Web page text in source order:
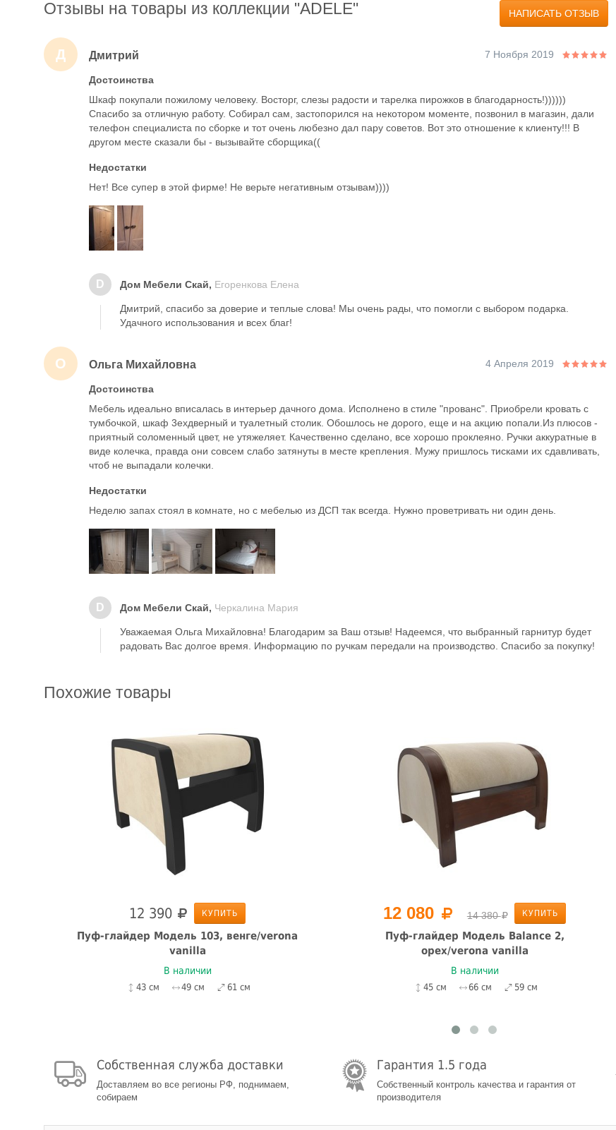
Отзывы на товары из коллекции "ADELE" НАПИСАТЬ ОТЗЫВ
Д Дмитрий 7 Ноября 2019
Достоинства
Шкаф покупали пожилому человеку. Восторг, слезы радости и тарелка пирожков в благодарность!))))))
Спасибо за отличную работу. Собирал сам, застопорился на некотором моменте, позвонил в магазин, дали
телефон специалиста по сборке и тот очень любезно дал пару советов. Вот это отношение к клиенту!!! В
другом месте сказали бы - вызывайте сборщика((
Недостатки
Нет! Все супер в этой фирме! Не верьте негативным отзывам))))
D Дом Мебели Скай, Егоренкова Елена
Дмитрий, спасибо за доверие и теплые слова! Мы очень рады, что помогли с выбором подарка.
Удачного использования и всех благ!
О Ольга Михайловна 4 Апреля 2019
Достоинства
Мебель идеально вписалась в интерьер дачного дома. Исполнено в стиле "прованс". Приобрели кровать с
тумбочкой, шкаф 3ехдверный и туалетный столик. Обошлось не дорого, еще и на акцию попали.Из плюсов -
приятный соломенный цвет, не утяжеляет. Качественно сделано, все хорошо проклеяно. Ручки аккуратные в
виде колечка, правда они совсем слабо затянуты в месте крепления. Мужу пришлось тисками их сдавливать,
чтоб не выпадали колечки.
Недостатки
Неделю запах стоял в комнате, но с мебелью из ДСП так всегда. Нужно проветривать ни один день.
D Дом Мебели Скай, Черкалина Мария
Уважаемая Ольга Михайловна! Благодарим за Ваш отзыв! Надеемся, что выбранный гарнитур будет
радовать Вас долгое время. Информацию по ручкам передали на производство. Спасибо за покупку!
Похожие товары
12 390 КУПИТЬ
Пуф-глайдер Модель 103, венге/verona
vanilla
В наличии
43 см 49 см 61 см
12 080 14 380 КУПИТЬ
Пуф-глайдер Модель Balance 2,
орех/verona vanilla
В наличии
45 см 66 см 59 см
Собственная служба доставки
Доставляем во все регионы РФ, поднимаем,
собираем
Гарантия 1.5 года
Собственный контроль качества и гарантия от
производителя